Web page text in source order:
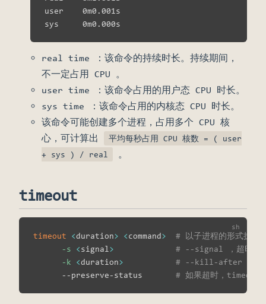
user    0m0.001s
real time ：该命令的持续时长。持续期间，
不一定占用 CPU 。
user time ：该命令占用的用户态 CPU 时长。
sys time ：该命令占用的内核态 CPU 时长。
该命令可能创建多个进程，占用多个 CPU 核
心，可计算出
平均每秒占用 CPU 核数 = ( user
+ sys ) / real
。
timeout
timeout <duration> <command>
# 以子进程的形式执行
-s
<signal >
# --signal ，超时时发
-k
<duration>
# --kill-after ，发送
      --preserve-status
# 如果超时，timeout